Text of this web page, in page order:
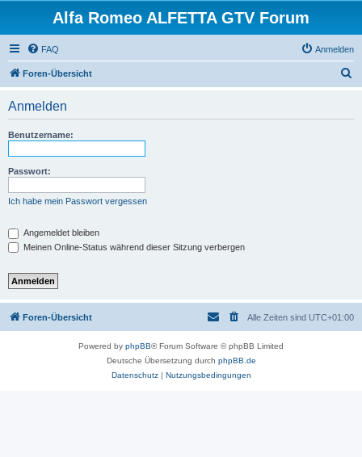
Alfa Romeo ALFETTA GTV Forum
FAQ Anmelden
Foren-Übersicht
Anmelden
Benutzername:
Passwort:
Ich habe mein Passwort vergessen
Angemeldet bleiben
Meinen Online-Status während dieser Sitzung verbergen
Foren-Übersicht Alle Zeiten sind UTC+01:00
Powered by phpBB® Forum Software © phpBB Limited
Deutsche Übersetzung durch phpBB.de
Datenschutz| Nutzungsbedingungen